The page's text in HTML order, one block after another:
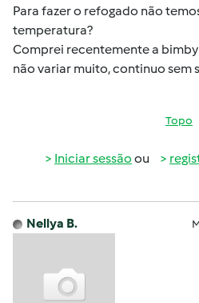
Para fazer o refogado não
temperatura?
Comprei recentemente a
não variar muito, continuo sem
Topo
Iniciar sessão ou
Nellya B.